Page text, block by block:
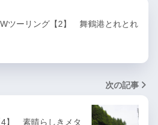
ツーリング【2】 舞鶴港とれとれ
次の記事
4】 素晴らしきメタ